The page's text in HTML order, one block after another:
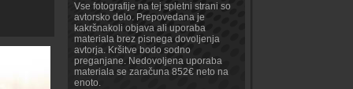
Vse fotografije na tej spletni strani so
avtorsko delo. Prepovedana je
kakršnakoli objava ali uporaba
materiala brez pisnega dovoljenja
avtorja. Kršitve bodo sodno
preganjane. Nedovoljena uporaba
materiala se zaračuna 852€ neto na
enoto.